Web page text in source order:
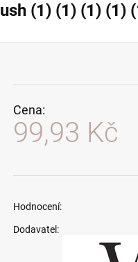
(1) (1) (1) (1)
Cena:
99,93 Kč
Hodnocení:
Dodavatel: